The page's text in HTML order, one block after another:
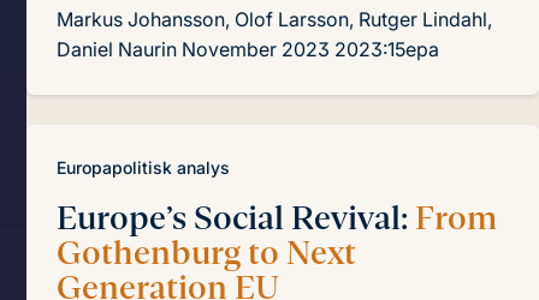
Markus Johansson, Olof Larsson, Rutger Lindahl,
Daniel Naurin November 2023 2023:15epa
Europapolitisk analys
Europe’s Social Revival: From
Gothenburg to Next
Generation EU